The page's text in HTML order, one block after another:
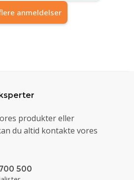
anmeldelser
produkter eller
du altid kontakte vores
500